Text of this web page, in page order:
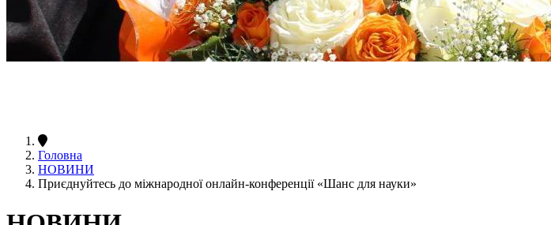
Головна
НОВИНИ
Приєднуйтесь до міжнародної онлайн-конференції «Шанс для науки»